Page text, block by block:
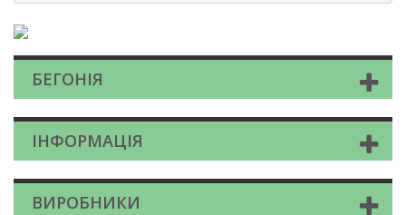
БЕГОНІЯ
ІНФОРМАЦІЯ
ВИРОБНИКИ